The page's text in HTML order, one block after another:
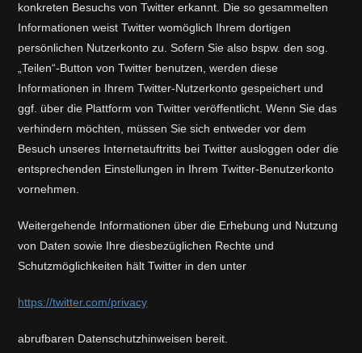
konkreten Besuchs von Twitter erkannt. Die so gesammelten
Informationen weist Twitter womöglich Ihrem dortigen
persönlichen Nutzerkonto zu. Sofern Sie also bspw. den sog.
„Teilen“-Button von Twitter benutzen, werden diese
Informationen in Ihrem Twitter-Nutzerkonto gespeichert und
ggf. über die Plattform von Twitter veröffentlicht. Wenn Sie das
verhindern möchten, müssen Sie sich entweder vor dem
Besuch unseres Internetauftritts bei Twitter ausloggen oder die
entsprechenden Einstellungen in Ihrem Twitter-Benutzerkonto
vornehmen.
Weitergehende Informationen über die Erhebung und Nutzung
von Daten sowie Ihre diesbezüglichen Rechte und
Schutzmöglichkeiten hält Twitter in den unter
https://twitter.com/privacy
abrufbaren Datenschutzhinweisen bereit.